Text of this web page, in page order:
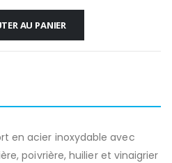
AU PANIER
en acier inoxydable avec
poivrière, huilier et vinaigrier